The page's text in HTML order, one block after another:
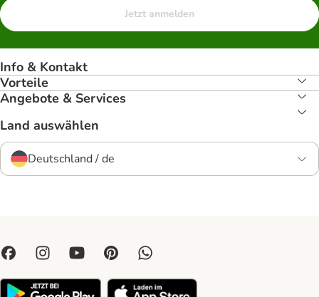
Jetzt anmelden
Info & Kontakt
Vorteile
Angebote & Services
Land auswählen
Deutschland / de